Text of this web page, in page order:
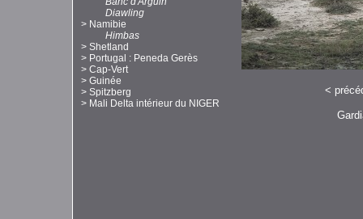
Diawling
> Namibie
Himbas
> Shetland
> Portugal : Peneda Gerès
> Cap-Vert
> Guinée
> Spitzberg
> Mali Delta intérieur du NIGER
<